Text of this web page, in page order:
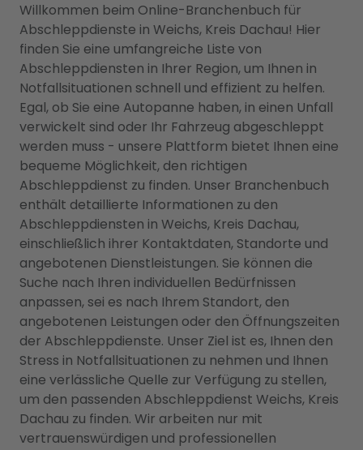
Willkommen beim Online-Branchenbuch für
Abschleppdienste in Weichs, Kreis Dachau! Hier
finden Sie eine umfangreiche Liste von
Abschleppdiensten in Ihrer Region, um Ihnen in
Notfallsituationen schnell und effizient zu helfen.
Egal, ob Sie eine Autopanne haben, in einen Unfall
verwickelt sind oder Ihr Fahrzeug abgeschleppt
werden muss - unsere Plattform bietet Ihnen eine
bequeme Möglichkeit, den richtigen
Abschleppdienst zu finden. Unser Branchenbuch
enthält detaillierte Informationen zu den
Abschleppdiensten in Weichs, Kreis Dachau,
einschließlich ihrer Kontaktdaten, Standorte und
angebotenen Dienstleistungen. Sie können die
Suche nach Ihren individuellen Bedürfnissen
anpassen, sei es nach Ihrem Standort, den
angebotenen Leistungen oder den Öffnungszeiten
der Abschleppdienste. Unser Ziel ist es, Ihnen den
Stress in Notfallsituationen zu nehmen und Ihnen
eine verlässliche Quelle zur Verfügung zu stellen,
um den passenden Abschleppdienst Weichs, Kreis
Dachau zu finden. Wir arbeiten nur mit
vertrauenswürdigen und professionellen